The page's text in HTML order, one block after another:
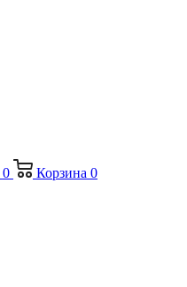
0 Корзина 0